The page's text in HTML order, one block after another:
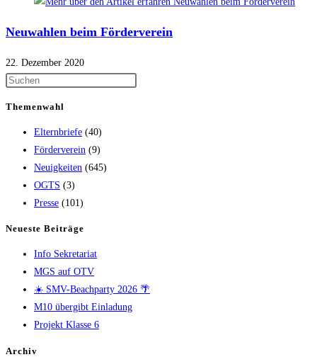
Neuwahlen beim Förderverein
22. Dezember 2020
Themenwahl
Elternbriefe (40)
Förderverein (9)
Neuigkeiten (645)
OGTS (3)
Presse (101)
Neueste Beiträge
Info Sekretariat
MGS auf OTV
☀️ SMV-Beachparty 2026 🌴
M10 übergibt Einladung
Projekt Klasse 6
Archiv